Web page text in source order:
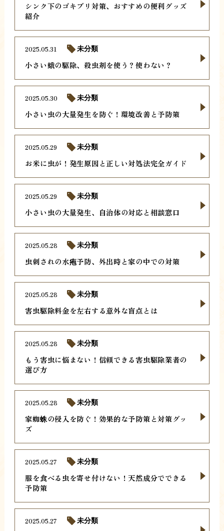
シンク下のゴキブリ対策、おすすめの便利グッズ
紹介
小さい蛾の駆除、殺虫剤を使う？使わない？
2025.05.31 未分類
小さい虫の大量発生を防ぐ！環境改善と予防策
2025.05.30 未分類
お米に虫が！発生原因と正しい対処法完全ガイド
2025.05.29 未分類
小さい虫の大量発生、自治体の対応と相談窓口
2025.05.29 未分類
虫刺されの水疱予防、外出時と家の中での対策
2025.05.28 未分類
害虫駆除料金を左右する意外な盲点とは
2025.05.28 未分類
もう害虫に悩まない！信頼できる害虫駆除業者の
選び方
2025.05.28 未分類
家蜘蛛の侵入を防ぐ！効果的な予防策と対策グッ
ズ
2025.05.28 未分類
服を食べる虫を寄せ付けない！天然成分でできる
予防策
2025.05.27 未分類
2025.05.27 未分類